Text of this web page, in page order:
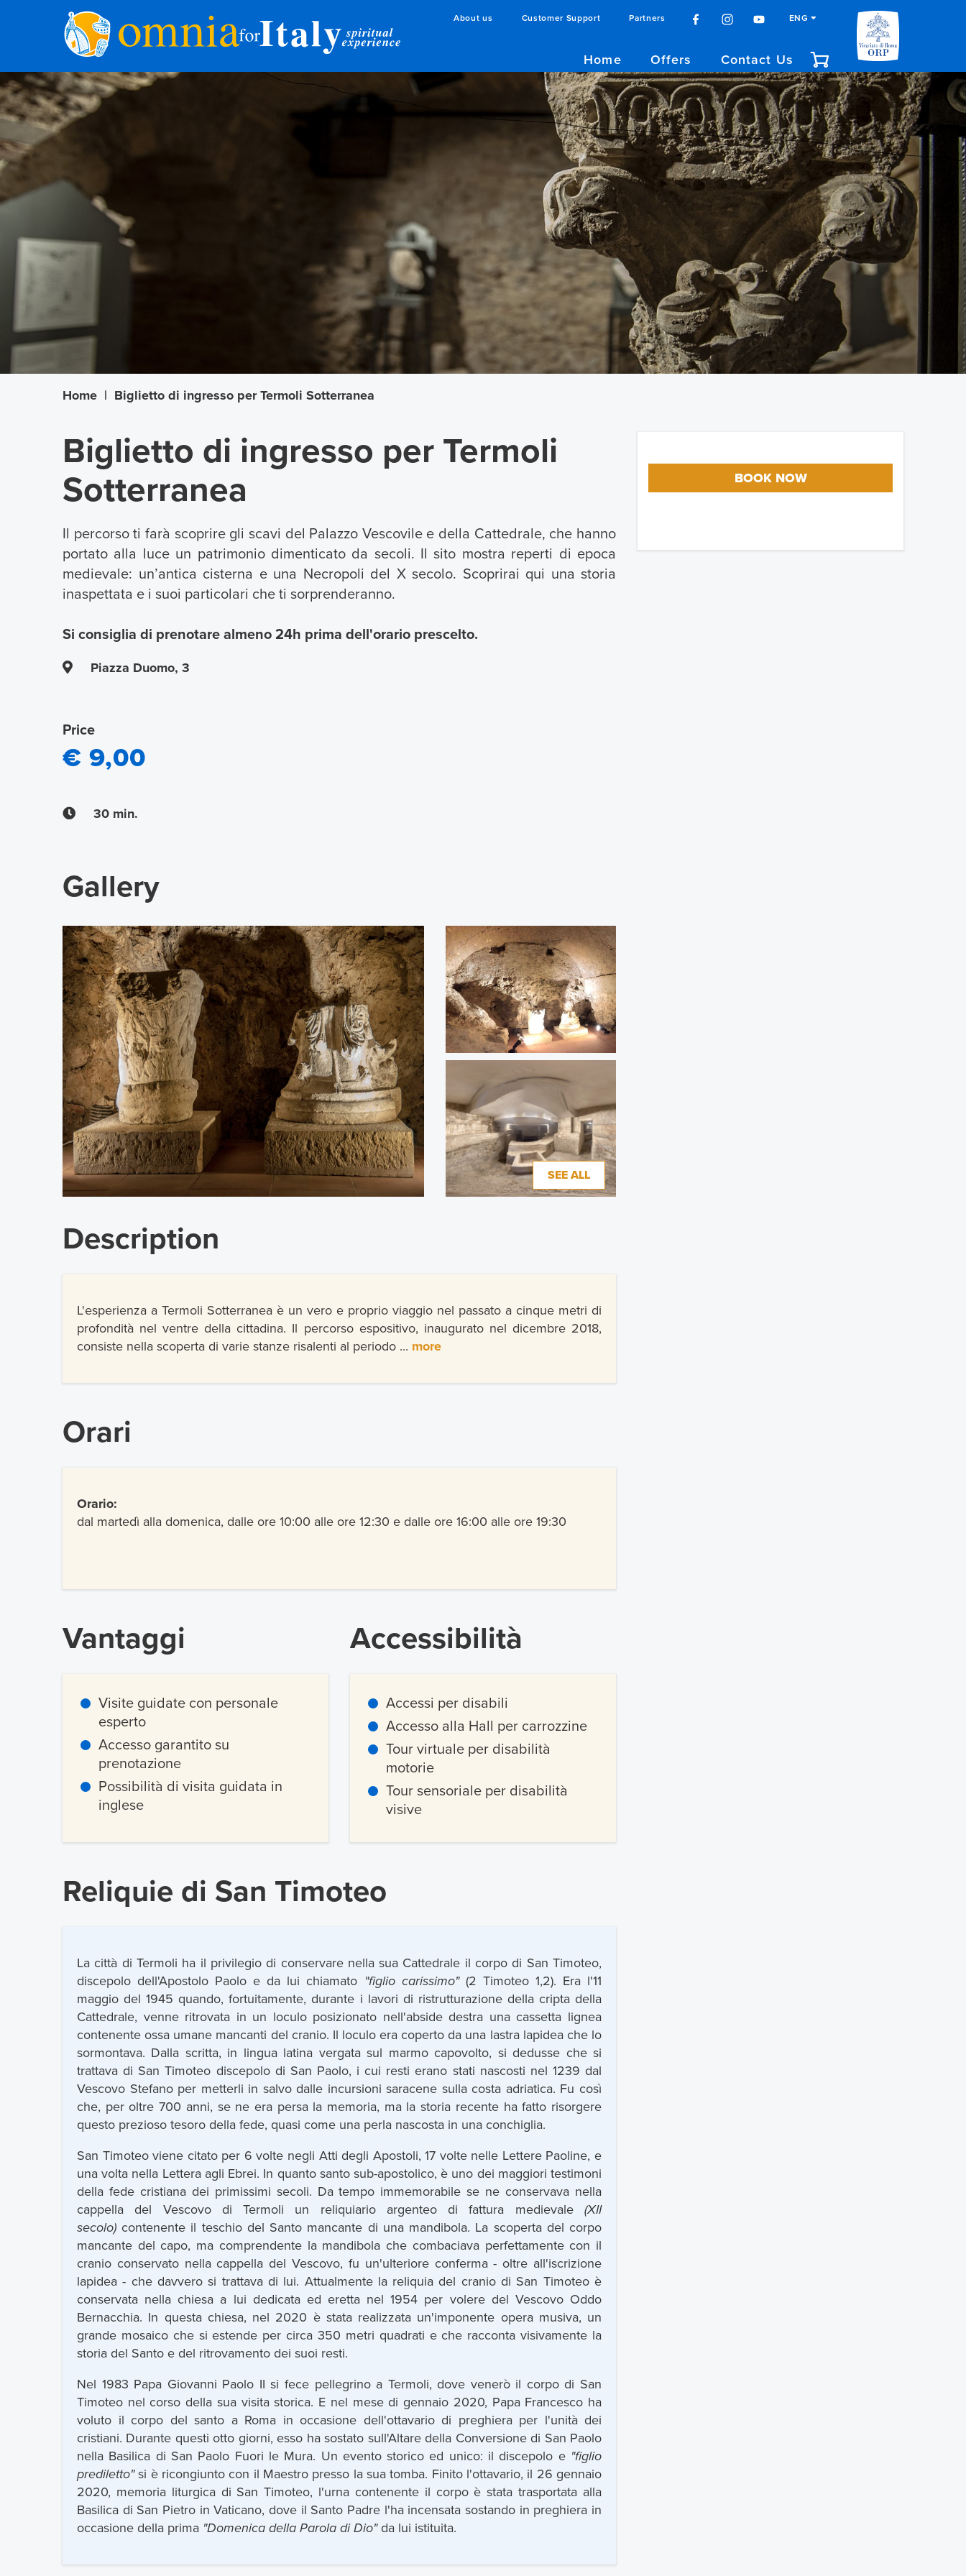
About us Customer Support Partners ENG
Home Offers Contact Us
Home | Biglietto di ingresso per Termoli Sotterranea
Biglietto di ingresso per Termoli
Sotterranea
Il percorso ti farà scoprire gli scavi del Palazzo Vescovile e della Cattedrale, che hanno
portato alla luce un patrimonio dimenticato da secoli. Il sito mostra reperti di epoca
medievale: un’antica cisterna e una Necropoli del X secolo. Scoprirai qui una storia
inaspettata e i suoi particolari che ti sorprenderanno.
Si consiglia di prenotare almeno 24h prima dell'orario prescelto.
Piazza Duomo, 3
Price
€ 9,00
30 min.
Gallery
SEE ALL
Description
L'esperienza a Termoli Sotterranea è un vero e proprio viaggio nel passato a cinque metri di
profondità nel ventre della cittadina. Il percorso espositivo, inaugurato nel dicembre 2018,
consiste nella scoperta di varie stanze risalenti al periodo ... more
Orari
Orario:
dal martedì alla domenica, dalle ore 10:00 alle ore 12:30 e dalle ore 16:00 alle ore 19:30
Vantaggi
Visite guidate con personale
esperto
Accesso garantito su
prenotazione
Possibilità di visita guidata in
inglese
Accessibilità
Accessi per disabili
Accesso alla Hall per carrozzine
Tour virtuale per disabilità
motorie
Tour sensoriale per disabilità
visive
Reliquie di San Timoteo
La città di Termoli ha il privilegio di conservare nella sua Cattedrale il corpo di San Timoteo,
discepolo dell'Apostolo Paolo e da lui chiamato "figlio carissimo" (2 Timoteo 1,2). Era l'11
maggio del 1945 quando, fortuitamente, durante i lavori di ristrutturazione della cripta della
Cattedrale, venne ritrovata in un loculo posizionato nell'abside destra una cassetta lignea
contenente ossa umane mancanti del cranio. Il loculo era coperto da una lastra lapidea che lo
sormontava. Dalla scritta, in lingua latina vergata sul marmo capovolto, si dedusse che si
trattava di San Timoteo discepolo di San Paolo, i cui resti erano stati nascosti nel 1239 dal
Vescovo Stefano per metterli in salvo dalle incursioni saracene sulla costa adriatica. Fu così
che, per oltre 700 anni, se ne era persa la memoria, ma la storia recente ha fatto risorgere
questo prezioso tesoro della fede, quasi come una perla nascosta in una conchiglia.
San Timoteo viene citato per 6 volte negli Atti degli Apostoli, 17 volte nelle Lettere Paoline, e
una volta nella Lettera agli Ebrei. In quanto santo sub-apostolico, è uno dei maggiori testimoni
della fede cristiana dei primissimi secoli. Da tempo immemorabile se ne conservava nella
cappella del Vescovo di Termoli un reliquiario argenteo di fattura medievale (XII
secolo) contenente il teschio del Santo mancante di una mandibola. La scoperta del corpo
mancante del capo, ma comprendente la mandibola che combaciava perfettamente con il
cranio conservato nella cappella del Vescovo, fu un'ulteriore conferma - oltre all'iscrizione
lapidea - che davvero si trattava di lui. Attualmente la reliquia del cranio di San Timoteo è
conservata nella chiesa a lui dedicata ed eretta nel 1954 per volere del Vescovo Oddo
Bernacchia. In questa chiesa, nel 2020 è stata realizzata un'imponente opera musiva, un
grande mosaico che si estende per circa 350 metri quadrati e che racconta visivamente la
storia del Santo e del ritrovamento dei suoi resti.
Nel 1983 Papa Giovanni Paolo II si fece pellegrino a Termoli, dove venerò il corpo di San
Timoteo nel corso della sua visita storica. E nel mese di gennaio 2020, Papa Francesco ha
voluto il corpo del santo a Roma in occasione dell'ottavario di preghiera per l'unità dei
cristiani. Durante questi otto giorni, esso ha sostato sull'Altare della Conversione di San Paolo
nella Basilica di San Paolo Fuori le Mura. Un evento storico ed unico: il discepolo e "figlio
prediletto"si è ricongiunto con il Maestro presso la sua tomba. Finito l'ottavario, il 26 gennaio
2020, memoria liturgica di San Timoteo, l'urna contenente il corpo è stata trasportata alla
Basilica di San Pietro in Vaticano, dove il Santo Padre l'ha incensata sostando in preghiera in
occasione della prima "Domenica della Parola di Dio"da lui istituita.
BOOK NOW